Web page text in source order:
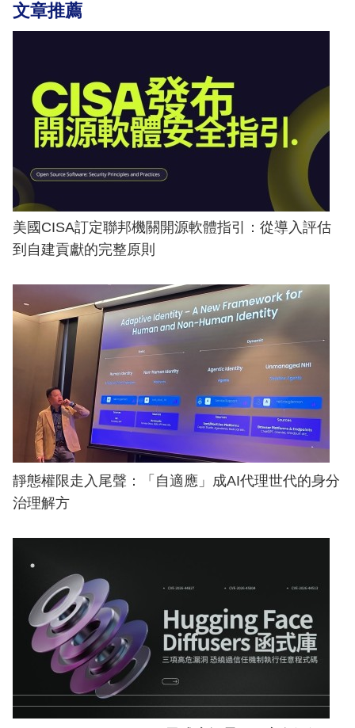
文章推薦
美國CISA訂定聯邦機關開源軟體指引：從導入評估
到自建貢獻的完整原則
靜態權限走入尾聲：「自適應」成AI代理世代的身分
治理解方